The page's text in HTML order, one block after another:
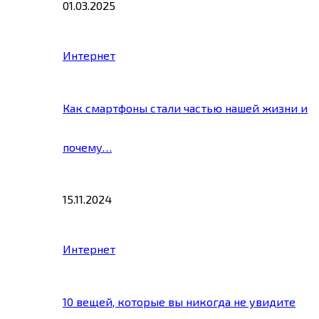
01.03.2025
Интернет
Как смартфоны стали частью нашей жизни и
почему…
15.11.2024
Интернет
10 вещей, которые вы никогда не увидите